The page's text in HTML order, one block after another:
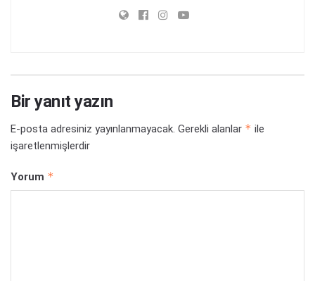
Bir yanıt yazın
E-posta adresiniz yayınlanmayacak. Gerekli alanlar * ile
işaretlenmişlerdir
Yorum *